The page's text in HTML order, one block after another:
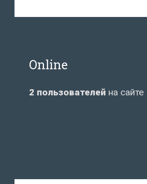
Online
2 пользователей на сайте